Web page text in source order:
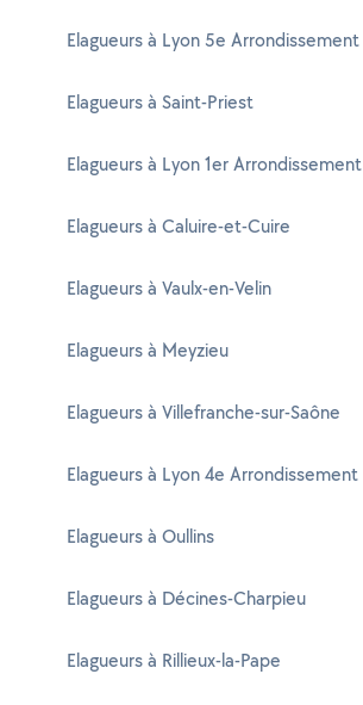
Elagueurs à Lyon 5e Arrondissement
Elagueurs à Saint-Priest
Elagueurs à Lyon 1er Arrondissement
Elagueurs à Caluire-et-Cuire
Elagueurs à Vaulx-en-Velin
Elagueurs à Meyzieu
Elagueurs à Villefranche-sur-Saône
Elagueurs à Lyon 4e Arrondissement
Elagueurs à Oullins
Elagueurs à Décines-Charpieu
Elagueurs à Rillieux-la-Pape